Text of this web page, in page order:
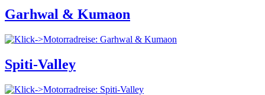
Garhwal & Kumaon
Spiti-Valley